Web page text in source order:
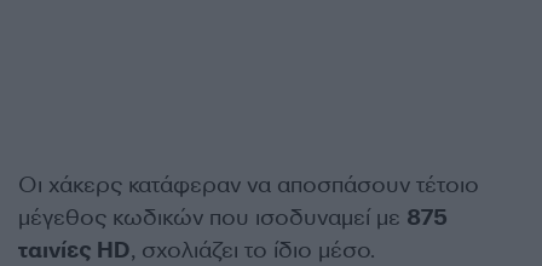
Οι χάκερς κατάφεραν να αποσπάσουν τέτοιο
μέγεθος κωδικών που ισοδυναμεί με 875
ταινίες HD, σχολιάζει το ίδιο μέσο.